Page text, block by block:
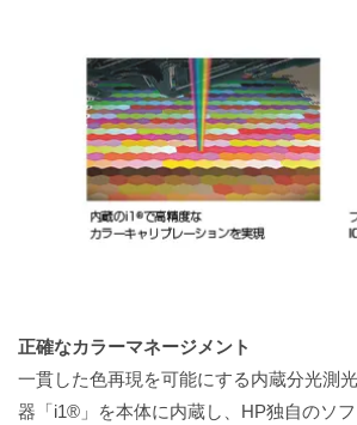
正確なカラーマネージメント
一貫した色再現を可能にする内蔵分光測
器「i1®」を本体に内蔵し、HP独自のソフ